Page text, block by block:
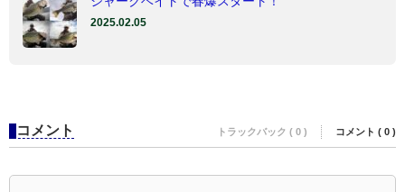
2025.02.05
コメント トラックバック ( 0 ) コメント ( 0 )